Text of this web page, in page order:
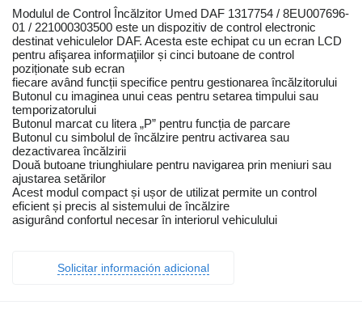
Modulul de Control Încălzitor Umed DAF 1317754 / 8EU007696-
01 / 221000303500 este un dispozitiv de control electronic
destinat vehiculelor DAF. Acesta este echipat cu un ecran LCD
pentru afişarea informaţiilor și cinci butoane de control
poziționate sub ecran
fiecare având funcții specifice pentru gestionarea încălzitorului
Butonul cu imaginea unui ceas pentru setarea timpului sau
temporizatorului
Butonul marcat cu litera „P” pentru funcția de parcare
Butonul cu simbolul de încălzire pentru activarea sau
dezactivarea încălzirii
Două butoane triunghiulare pentru navigarea prin meniuri sau
ajustarea setărilor
Acest modul compact și ușor de utilizat permite un control
eficient și precis al sistemului de încălzire
asigurând confortul necesar în interiorul vehiculului
Solicitar información adicional